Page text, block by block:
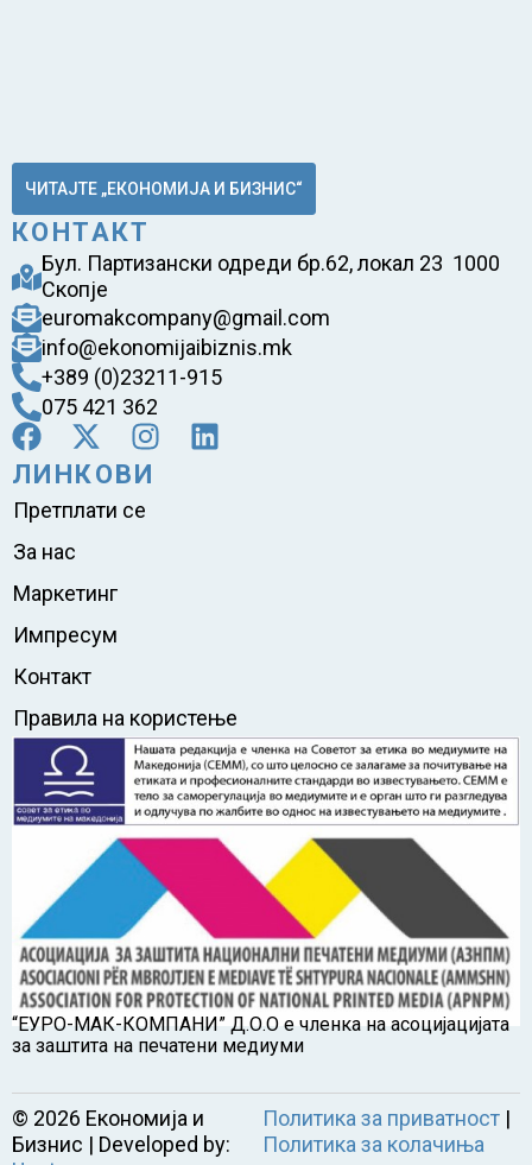
ЧИТАЈТЕ „ЕКОНОМИЈА И БИЗНИС“
КОНТАКТ
Бул. Партизански одреди бр.62, локал 23 1000
Скопје
euromakcompany@gmail.com
info@ekonomijaibiznis.mk
+389 (0)23211-915
075 421 362
ЛИНКОВИ
Претплати се
За нас
Маркетинг
Импресум
Контакт
Правила на користење
“ЕУРО-МАК-КОМПАНИ” Д.О.О е членка на асоцијацијата
за заштита на печатени медиуми
© 2026 Економија и
Бизнис | Developed by:
Политика за приватност|
Политика за колачиња